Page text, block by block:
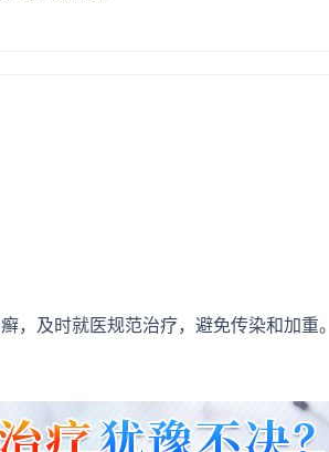
，及时就医规范治疗，避免传染和加重。